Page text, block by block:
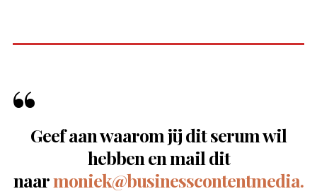
Geef aan waarom jij dit serum wil
hebben en mail dit
naarmoniek@businesscontentmedia.